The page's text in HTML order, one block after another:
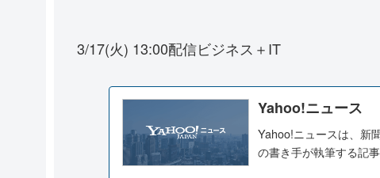
3/17(火) 13:00配信ビジネス＋IT
Yahoo!ニュース
Yahoo!ニュースは、新
の書き手が執筆する記